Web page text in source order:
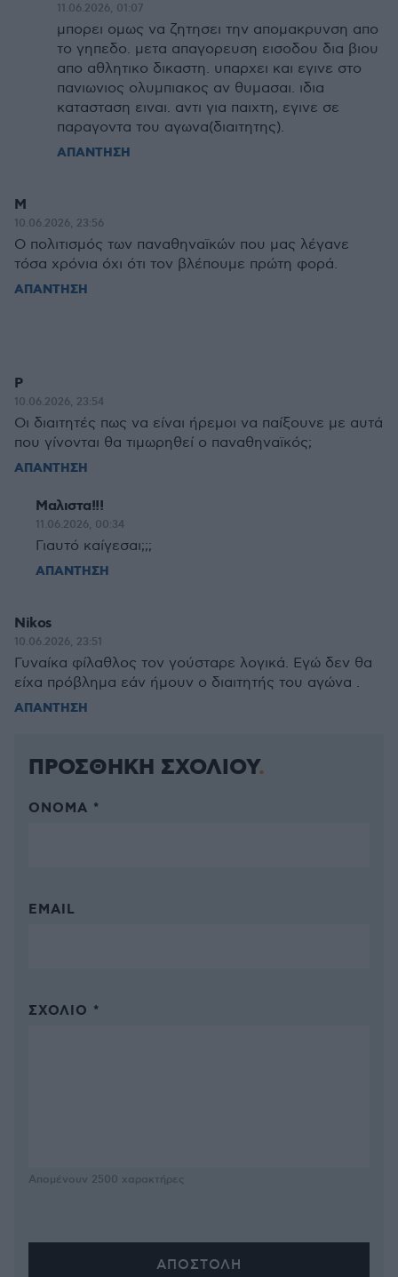
11.06.2026, 01:07
μπορει ομως να ζητησει την απομακρυνση απο
το γηπεδο. μετα απαγορευση εισοδου δια βιου
απο αθλητικο δικαστη. υπαρχει και εγινε στο
πανιωνιος ολυμπιακος αν θυμασαι. ιδια
κατασταση ειναι. αντι για παιχτη, εγινε σε
παραγοντα του αγωνα(διαιτητης).
ΑΠΑΝΤΗΣΗ
Μ
10.06.2026, 23:56
Ο πολιτισμός των παναθηναϊκών που μας λέγανε
τόσα χρόνια όχι ότι τον βλέπουμε πρώτη φορά.
ΑΠΑΝΤΗΣΗ
Ρ
10.06.2026, 23:54
Οι διαιτητές πως να είναι ήρεμοι να παίξουνε με αυτά
που γίνονται θα τιμωρηθεί ο παναθηναϊκός;
ΑΠΑΝΤΗΣΗ
Μαλιστα!!!
11.06.2026, 00:34
Γιαυτό καίγεσαι;;;
ΑΠΑΝΤΗΣΗ
Nikos
10.06.2026, 23:51
Γυναίκα φίλαθλος τον γούσταρε λογικά. Εγώ δεν θα
είχα πρόβλημα εάν ήμουν ο διαιτητής του αγώνα .
ΑΠΑΝΤΗΣΗ
ΠΡΟΣΘΗΚΗ ΣΧΟΛΙΟΥ
ΌΝΟΜΑ *
EMAIL
ΣΧΌΛΙΟ *
Απομένουν 2500 χαρακτήρες